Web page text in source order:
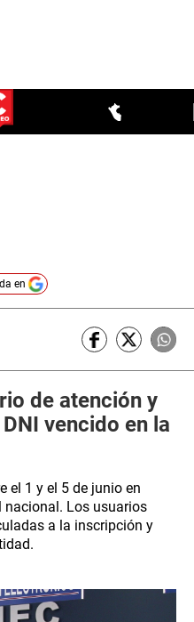
en
de atención y
vencido en la
el 1 y el 5 de junio en
Los usuarios
a la inscripción y